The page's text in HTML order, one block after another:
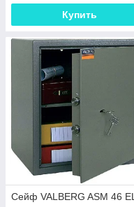
Купить
Сейф VALBERG ASM 46 EL